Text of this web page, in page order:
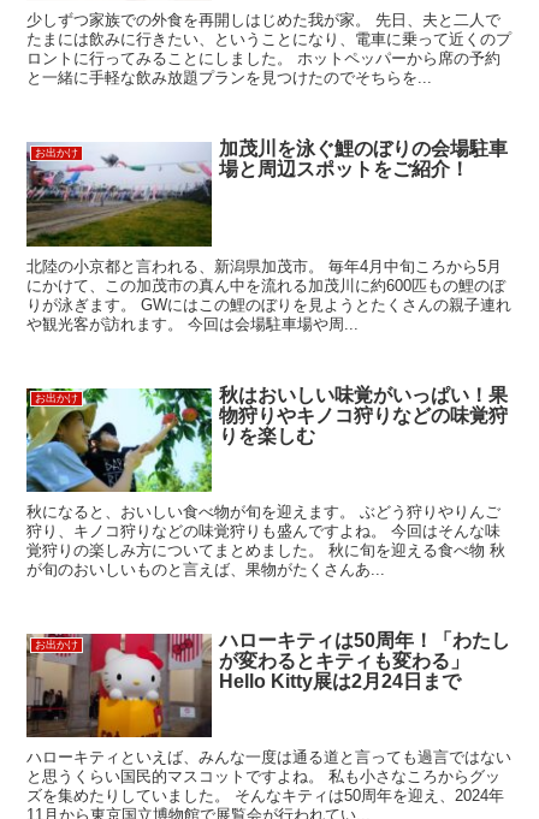
少しずつ家族での外食を再開しはじめた我が家。 先日、夫と二人で
たまには飲みに行きたい、ということになり、電車に乗って近くのプ
ロントに行ってみることにしました。 ホットペッパーから席の予約
と一緒に手軽な飲み放題プランを見つけたのでそちらを...
お出かけ
加茂川を泳ぐ鯉のぼりの会場駐車
場と周辺スポットをご紹介！
北陸の小京都と言われる、新潟県加茂市。 毎年4月中旬ころから5月
にかけて、この加茂市の真ん中を流れる加茂川に約600匹もの鯉のぼ
りが泳ぎます。 GWにはこの鯉のぼりを見ようとたくさんの親子連れ
や観光客が訪れます。 今回は会場駐車場や周...
お出かけ
秋はおいしい味覚がいっぱい！果
物狩りやキノコ狩りなどの味覚狩
りを楽しむ
秋になると、おいしい食べ物が旬を迎えます。 ぶどう狩りやりんご
狩り、キノコ狩りなどの味覚狩りも盛んですよね。 今回はそんな味
覚狩りの楽しみ方についてまとめました。 秋に旬を迎える食べ物 秋
が旬のおいしいものと言えば、果物がたくさんあ...
お出かけ
ハローキティは50周年！「わたし
が変わるとキティも変わる」
Hello Kitty展は2月24日まで
ハローキティといえば、みんな一度は通る道と言っても過言ではない
と思うくらい国民的マスコットですよね。 私も小さなころからグッ
ズを集めたりしていました。 そんなキティは50周年を迎え、2024年
11月から東京国立博物館で展覧会が行われてい...